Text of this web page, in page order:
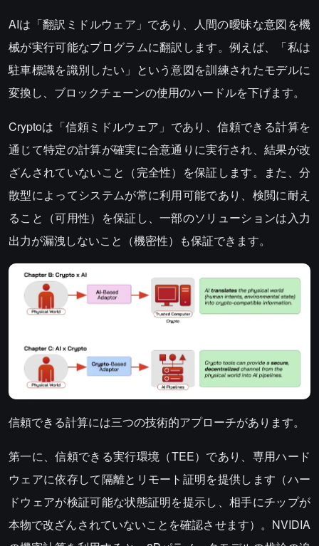
AIは「翻訳ミドルウェア」であり、人間の曖昧な意図を機
械が実行可能なプログラムに翻訳します。例えば、「私は
駐車標識を識別したい」という意図を訓練されたモデルに
変換し、ブロックチェーンの使用のハードルを下げます。
Cryptoは「信頼ミドルウェア」であり、信頼できる計算を
通じて特定の計算が確実に合意通りに実行され、結果が改
ざんされていないこと（完全性）を保証します。また、分
散型によってシステムが常に利用可能であり、検閲に耐え
ること（可用性）を保証し、一部のソリューションは入力
出力が漏洩しないこと（機密性）も保証できます。
信頼できる計算には三つの技術的アプローチがあります。
第一に、信頼できる実行環境（TEE）であり、専用ハード
ウェアに依存して隔離とリモート証明を提供します（ハー
ドウェアが検証可能な状態証明を提示し、相手にチップが
本物で改ざんされていないことを確認させます）。NVIDIA